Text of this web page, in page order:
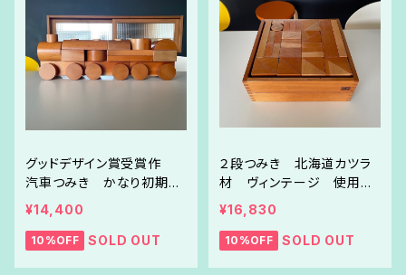
グッドデザイン賞受賞作
汽車つみき かなり初期の
ヴィンテージ 中古リペア
品 GW限定セール！
¥14,400
10%OFF SOLD OUT
２段つみき 北海道カツラ
材 ヴィンテージ 使用感
少なめな中古リペア品 GW
限定セール！
¥16,830
10%OFF SOLD OUT